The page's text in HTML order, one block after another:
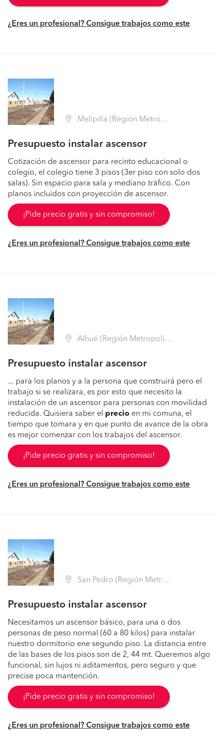
¿Eres un profesional? Consigue trabajos como este
Melipilla (Región Metropolitana - Melipilla)
Presupuesto instalar ascensor
Cotización de ascensor para recinto educacional o
colegio, el colegio tiene 3 pisos (3er piso con solo dos
salas). Sin espacio para sala y mediano tráfico. Con
planos incluidos con proyección de ascensor.
¡Pide precio gratis y sin compromiso!
¿Eres un profesional? Consigue trabajos como este
Alhué (Región Metropolitana - Melipilla)
Presupuesto instalar ascensor
... para los planos y a la persona que construirá pero el
trabajo si se realizara, es por esto que necesito la
instalación de un ascensor para personas con movilidad
reducida. Quisiera saber el precio en mi comuna, el
tiempo que tomara y en que punto de avance de la obra
es mejor comenzar con los trabajos del ascensor.
¡Pide precio gratis y sin compromiso!
¿Eres un profesional? Consigue trabajos como este
San Pedro (Región Metropolitana - Melipilla)
Presupuesto instalar ascensor
Necesitamos un ascensor básico, para una o dos
personas de peso normal (60 a 80 kilos) para instalar
nuestro dormitorio ene segundo piso. La distancia entre
de las bases de los pisos son de 2, 44 mt. Queremos algo
funcional, sin lujos ni aditamentos, pero seguro y que
precise poca mantención.
¡Pide precio gratis y sin compromiso!
¿Eres un profesional? Consigue trabajos como este